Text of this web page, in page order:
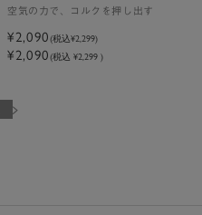
空気の力で、コルクを押し出す
¥2,090(税込¥2,299)
¥2,090(税込 ¥2,299 )